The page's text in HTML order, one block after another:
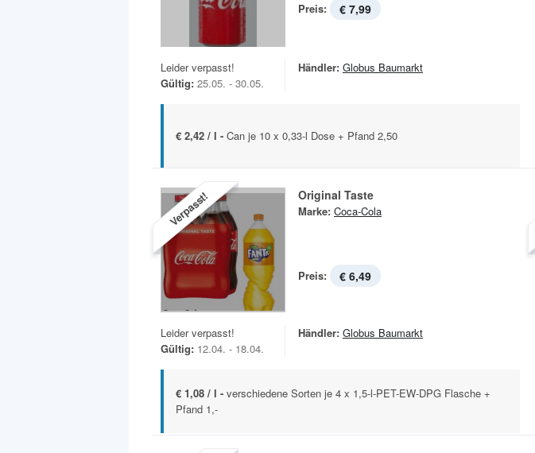
Preis: € 7,99
Leider verpasst!
Gültig: 25.05. - 30.05.
Händler: Globus Baumarkt
€ 2,42 / l - Can je 10 x 0,33-l Dose + Pfand 2,50
Verpasst! Original Taste
Marke: Coca-Cola
Preis: € 6,49
Leider verpasst!
Gültig: 12.04. - 18.04.
Händler: Globus Baumarkt
€ 1,08 / l - verschiedene Sorten je 4 x 1,5-l-PET-EW-DPG Flasche +
Pfand 1,-